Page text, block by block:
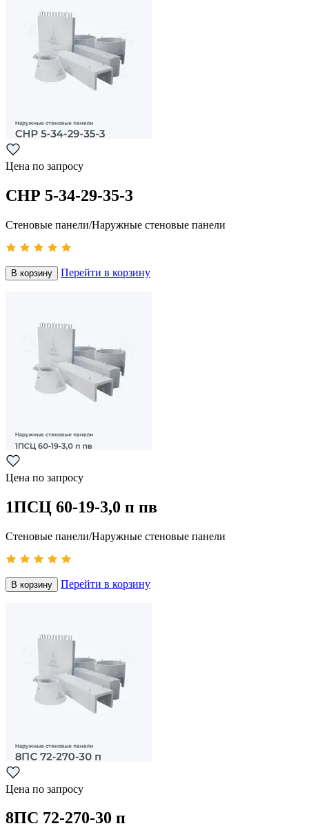
Цена по запросу
СНР 5-34-29-35-3
Стеновые панели/Наружные стеновые панели
В корзину Перейти в корзину
Цена по запросу
1ПСЦ 60-19-3,0 п пв
Стеновые панели/Наружные стеновые панели
В корзину Перейти в корзину
Цена по запросу
8ПС 72-270-30 п